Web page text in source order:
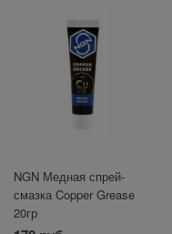
NGN Медная спрей-
смазка Copper Grease
20гр